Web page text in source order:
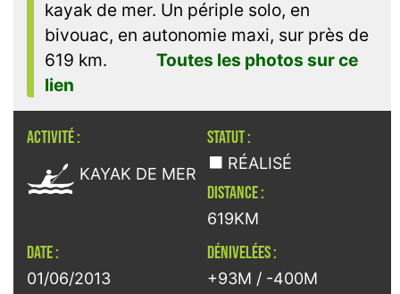
kayak de mer. Un périple solo, en
bivouac, en autonomie maxi, sur près de
619 km. Toutes les photos sur ce
lien
ACTIVITÉ :
 KAYAK DE MER
STATUT :
RÉALISÉ
DISTANCE :
619KM
DATE :
01/06/2013
DÉNIVELÉES :
+93M / -400M